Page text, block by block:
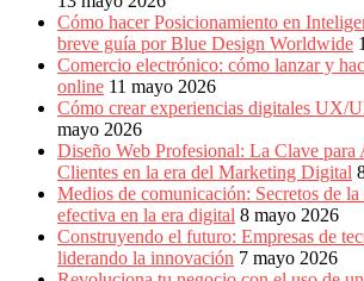
Cómo hacer Posicionamiento en
breve guía por Blue Design Worldwide
Comercio electrónico: cómo lanzar y
online 11 mayo 2026
Cómo crear experiencias digitales UX/
mayo 2026
Diseño Web Profesional: La Clave para
Clientes en la era del Marketing Digital
Medios de comunicación: Secretos de
efectiva en la era digital 8 mayo 2026
Construyendo el futuro: Empresas de
liderando la innovación 7 mayo 2026